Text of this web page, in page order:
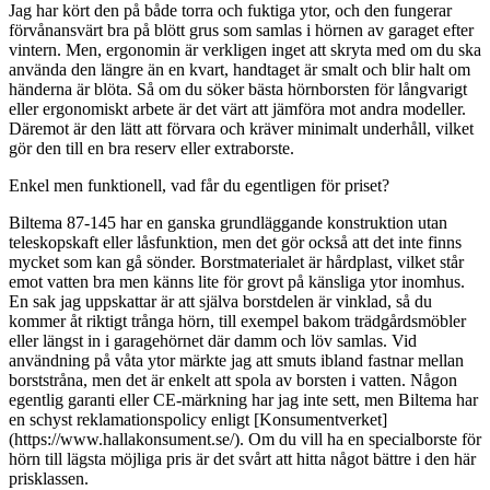
Jag har kört den på både torra och fuktiga ytor, och den fungerar
förvånansvärt bra på blött grus som samlas i hörnen av garaget efter
vintern. Men, ergonomin är verkligen inget att skryta med om du ska
använda den längre än en kvart, handtaget är smalt och blir halt om
händerna är blöta. Så om du söker bästa hörnborsten för långvarigt
eller ergonomiskt arbete är det värt att jämföra mot andra modeller.
Däremot är den lätt att förvara och kräver minimalt underhåll, vilket
gör den till en bra reserv eller extraborste.
Enkel men funktionell, vad får du egentligen för priset?
Biltema 87-145 har en ganska grundläggande konstruktion utan
teleskopskaft eller låsfunktion, men det gör också att det inte finns
mycket som kan gå sönder. Borstmaterialet är hårdplast, vilket står
emot vatten bra men känns lite för grovt på känsliga ytor inomhus.
En sak jag uppskattar är att själva borstdelen är vinklad, så du
kommer åt riktigt trånga hörn, till exempel bakom trädgårdsmöbler
eller längst in i garagehörnet där damm och löv samlas. Vid
användning på våta ytor märkte jag att smuts ibland fastnar mellan
borststråna, men det är enkelt att spola av borsten i vatten. Någon
egentlig garanti eller CE-märkning har jag inte sett, men Biltema har
en schyst reklamationspolicy enligt [Konsumentverket]
(https://www.hallakonsument.se/). Om du vill ha en specialborste för
hörn till lägsta möjliga pris är det svårt att hitta något bättre i den här
prisklassen.